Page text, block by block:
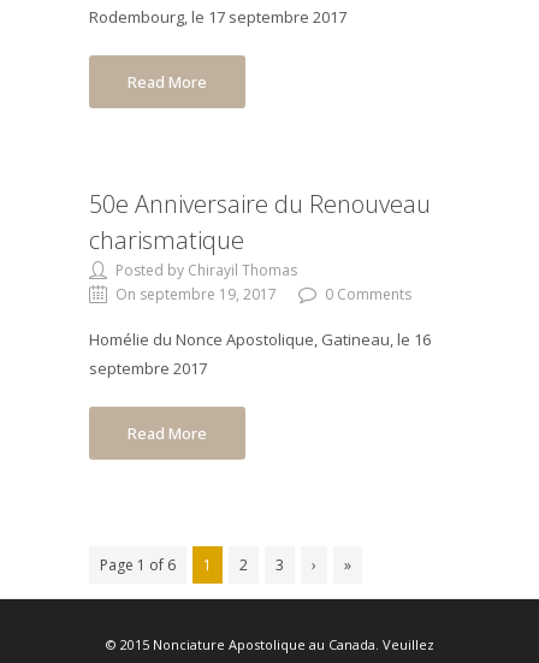
Rodembourg, le 17 septembre 2017
Read More
50e Anniversaire du Renouveau
charismatique
Posted by Chirayil Thomas
On septembre 19, 2017
0 Comments
Homélie du Nonce Apostolique, Gatineau, le 16
septembre 2017
Read More
Page 1 of 6 1 2 3 › »
© 2015 Nonciature Apostolique au Canada. Veuillez